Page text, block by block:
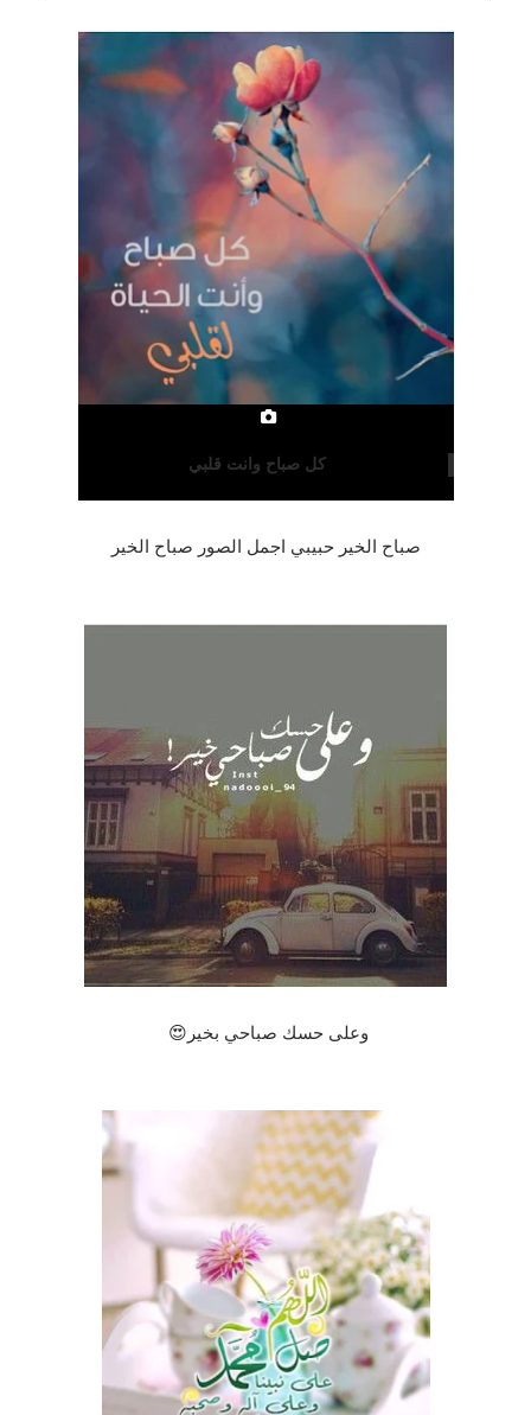
كل صباح وانت قلبي
صباح الخير حبيبي اجمل الصور صباح الخير
وعلى حسك صباحي بخير😍